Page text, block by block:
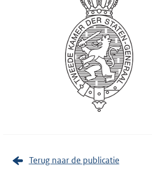
Terug naar de publicatie